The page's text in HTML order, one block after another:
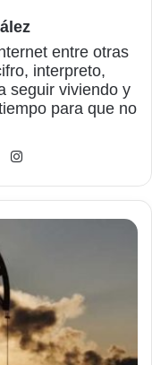
entre otras
interpreto,
seguir viviendo y
para que no
Pinterest